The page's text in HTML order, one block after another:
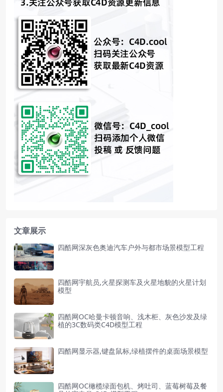
文章展示
四酷网深灰色奥迪汽车户外与都市场景模型工程
四酷网宇航员,火星探测车及火星地貌的火星计划
模型
四酷网OC哈曼卡顿音响、浅木柜、灰色沙发及绿
植的3C数码类C4D模型工程
四酷网显示器,键盘鼠标,绿植摆件的桌面场景模型
四酷网OC橄榄绿面包机、烤吐司、蓝莓树莓及餐